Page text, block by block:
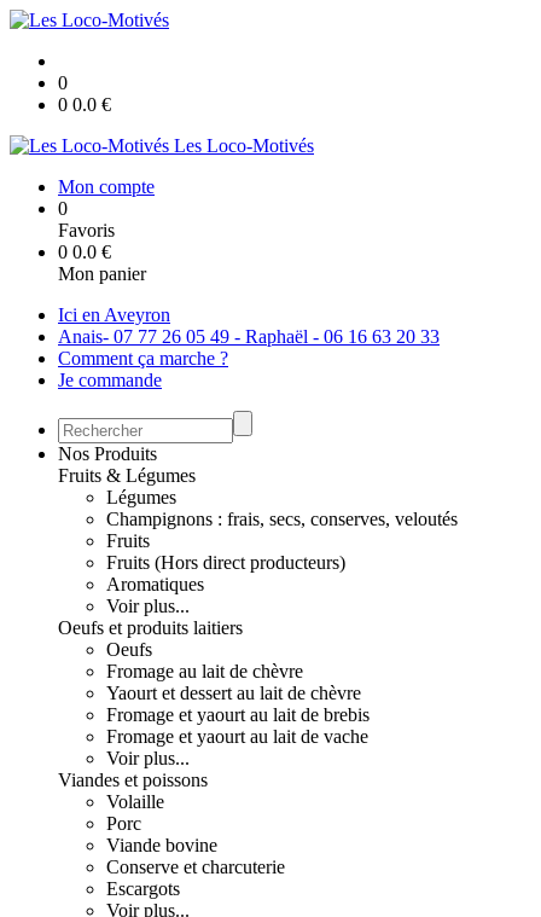
0
0 0.0 €
Les Loco-Motivés
Mon compte
0
Favoris
0 0.0 €
Mon panier
Ici en Aveyron
Anais- 07 77 26 05 49 - Raphaël - 06 16 63 20 33
Comment ça marche ?
Je commande
Nos Produits
Fruits & Légumes
Légumes
Champignons : frais, secs, conserves, veloutés
Fruits
Fruits (Hors direct producteurs)
Aromatiques
Voir plus...
Oeufs et produits laitiers
Oeufs
Fromage au lait de chèvre
Yaourt et dessert au lait de chèvre
Fromage et yaourt au lait de brebis
Fromage et yaourt au lait de vache
Voir plus...
Viandes et poissons
Volaille
Porc
Viande bovine
Conserve et charcuterie
Escargots
Voir plus...